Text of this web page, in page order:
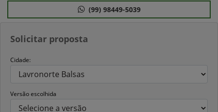
Solicitar proposta
Cidade:
Versão escolhida
(99) 98449-5039